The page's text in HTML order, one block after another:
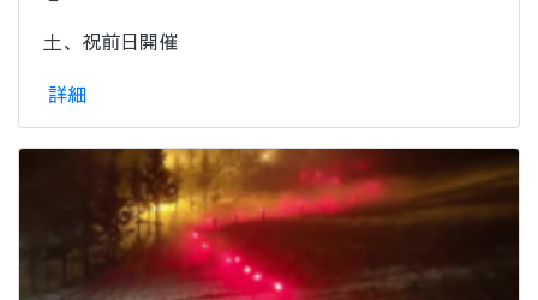
土、祝前日開催
詳細